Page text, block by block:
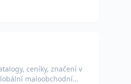
ceníky, značení v
maloobchodní